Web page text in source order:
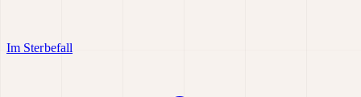
Im Sterbefall